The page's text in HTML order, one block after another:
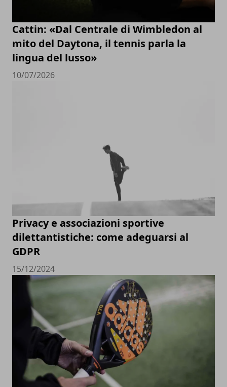
Cattin: «Dal Centrale di Wimbledon al
mito del Daytona, il tennis parla la
lingua del lusso»
10/07/2026
Privacy e associazioni sportive
dilettantistiche: come adeguarsi al
GDPR
15/12/2024